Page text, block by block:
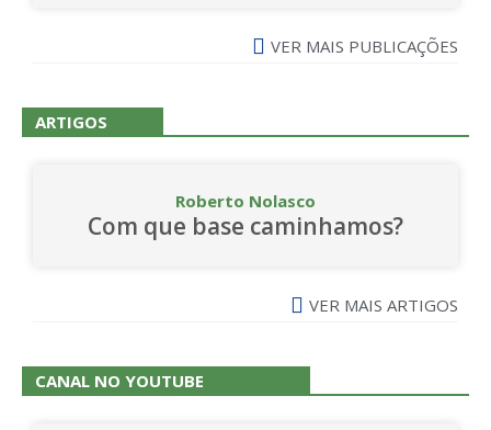
VER MAIS PUBLICAÇÕES
ARTIGOS
Roberto Nolasco
Com que base caminhamos?
VER MAIS ARTIGOS
CANAL NO YOUTUBE